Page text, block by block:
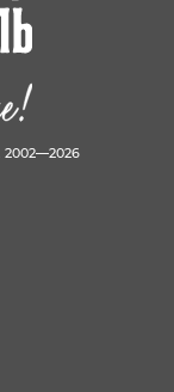
2002—2026